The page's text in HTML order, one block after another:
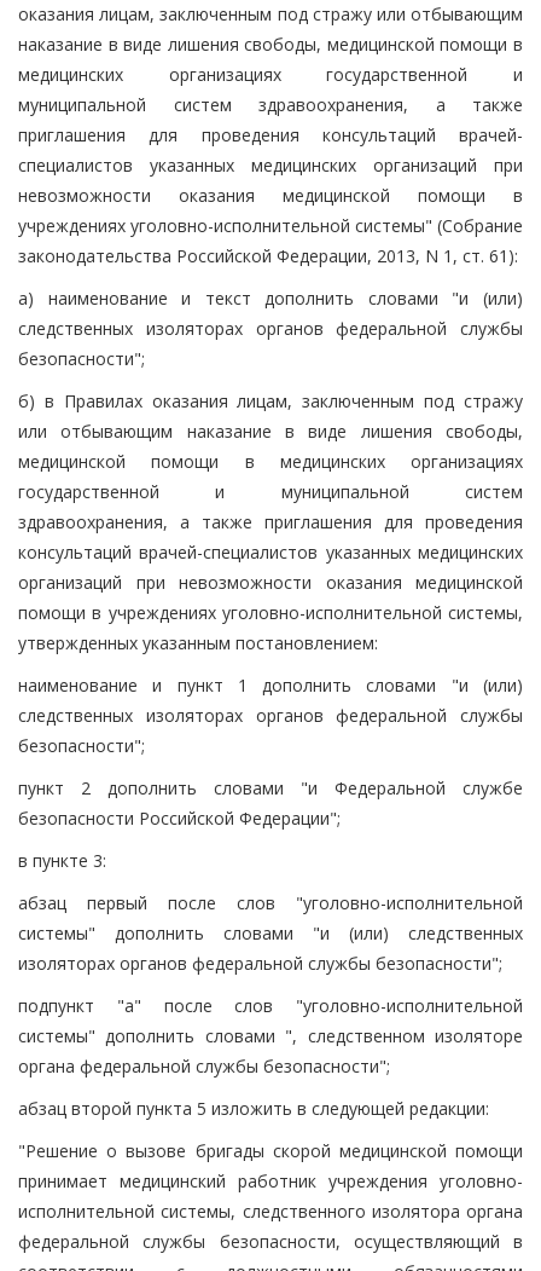
оказания лицам, заключенным под стражу или отбывающим
наказание в виде лишения свободы, медицинской помощи в
медицинских организациях государственной и
муниципальной систем здравоохранения, а также
приглашения для проведения консультаций врачей-
специалистов указанных медицинских организаций при
невозможности оказания медицинской помощи в
учреждениях уголовно-исполнительной системы" (Собрание
законодательства Российской Федерации, 2013, N 1, ст. 61):
а) наименование и текст дополнить словами "и (или)
следственных изоляторах органов федеральной службы
безопасности";
б) в Правилах оказания лицам, заключенным под стражу
или отбывающим наказание в виде лишения свободы,
медицинской помощи в медицинских организациях
государственной и муниципальной систем
здравоохранения, а также приглашения для проведения
консультаций врачей-специалистов указанных медицинских
организаций при невозможности оказания медицинской
помощи в учреждениях уголовно-исполнительной системы,
утвержденных указанным постановлением:
наименование и пункт 1 дополнить словами "и (или)
следственных изоляторах органов федеральной службы
безопасности";
пункт 2 дополнить словами "и Федеральной службе
безопасности Российской Федерации";
в пункте 3:
абзац первый после слов "уголовно-исполнительной
системы" дополнить словами "и (или) следственных
изоляторах органов федеральной службы безопасности";
подпункт "а" после слов "уголовно-исполнительной
системы" дополнить словами ", следственном изоляторе
органа федеральной службы безопасности";
абзац второй пункта 5 изложить в следующей редакции:
"Решение о вызове бригады скорой медицинской помощи
принимает медицинский работник учреждения уголовно-
исполнительной системы, следственного изолятора органа
федеральной службы безопасности, осуществляющий в